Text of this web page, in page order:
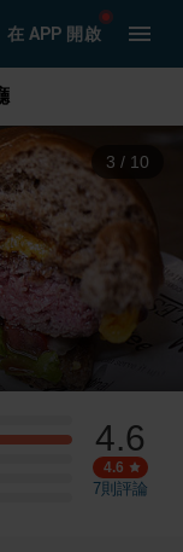
在 APP 開啟
3 / 10
4.6
4.6
7則評論